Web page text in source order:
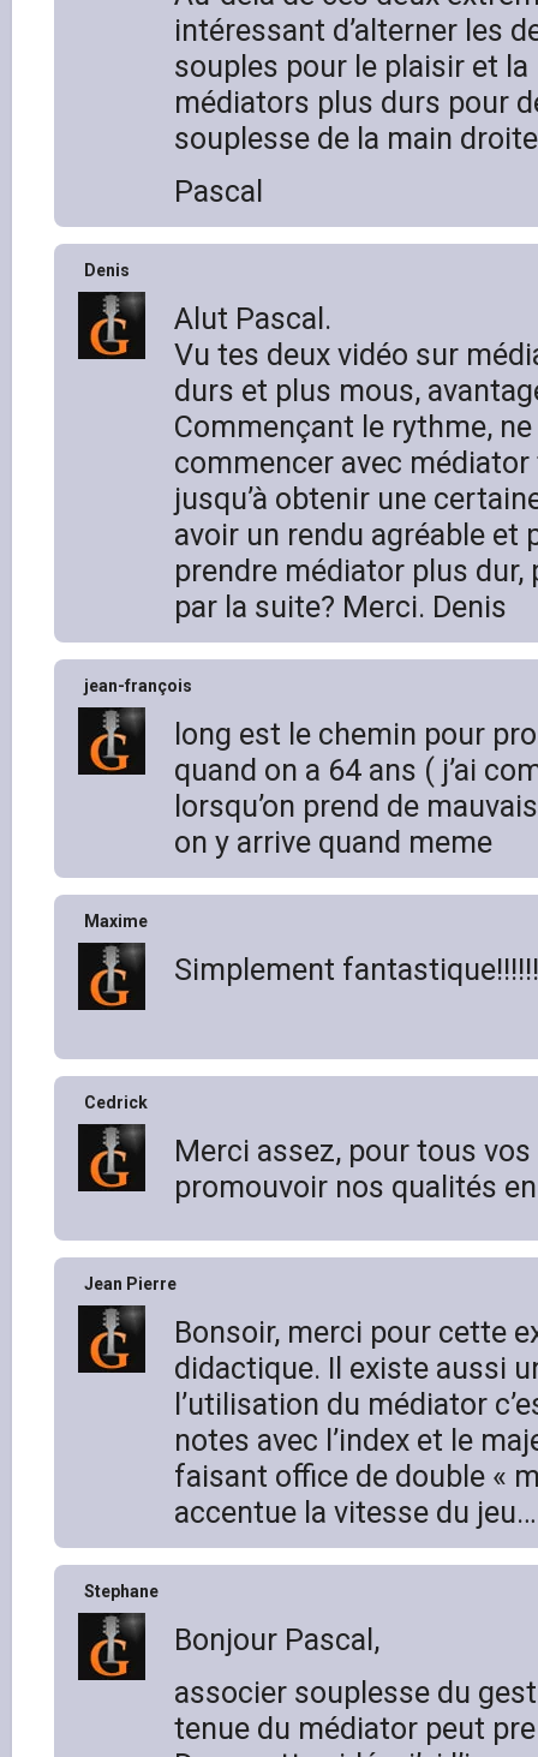
intéressant d’alterner les
souples pour le plaisir et
médiators plus durs pour
souplesse de la main
Pascal
Denis
Alut Pascal.
Vu tes deux vidéo sur
durs et plus mous,
Commençant le rythme,
commencer avec
jusqu’à obtenir une
avoir un rendu agréable et
prendre médiator plus dur,
par la suite? Merci. Denis
jean-françois
long est le chemin pour
quand on a 64 ans ( j’ai
lorsqu’on prend de
on y arrive quand meme
Maxime
Simplement
Cedrick
Merci assez, pour tous
promouvoir nos qualités
Jean Pierre
Bonsoir, merci pour cette
didactique. Il existe aussi
l’utilisation du médiator
notes avec l’index et le
faisant office de double «
accentue la vitesse du jeu…
Stephane
Bonjour Pascal,
associer souplesse du
tenue du médiator peut